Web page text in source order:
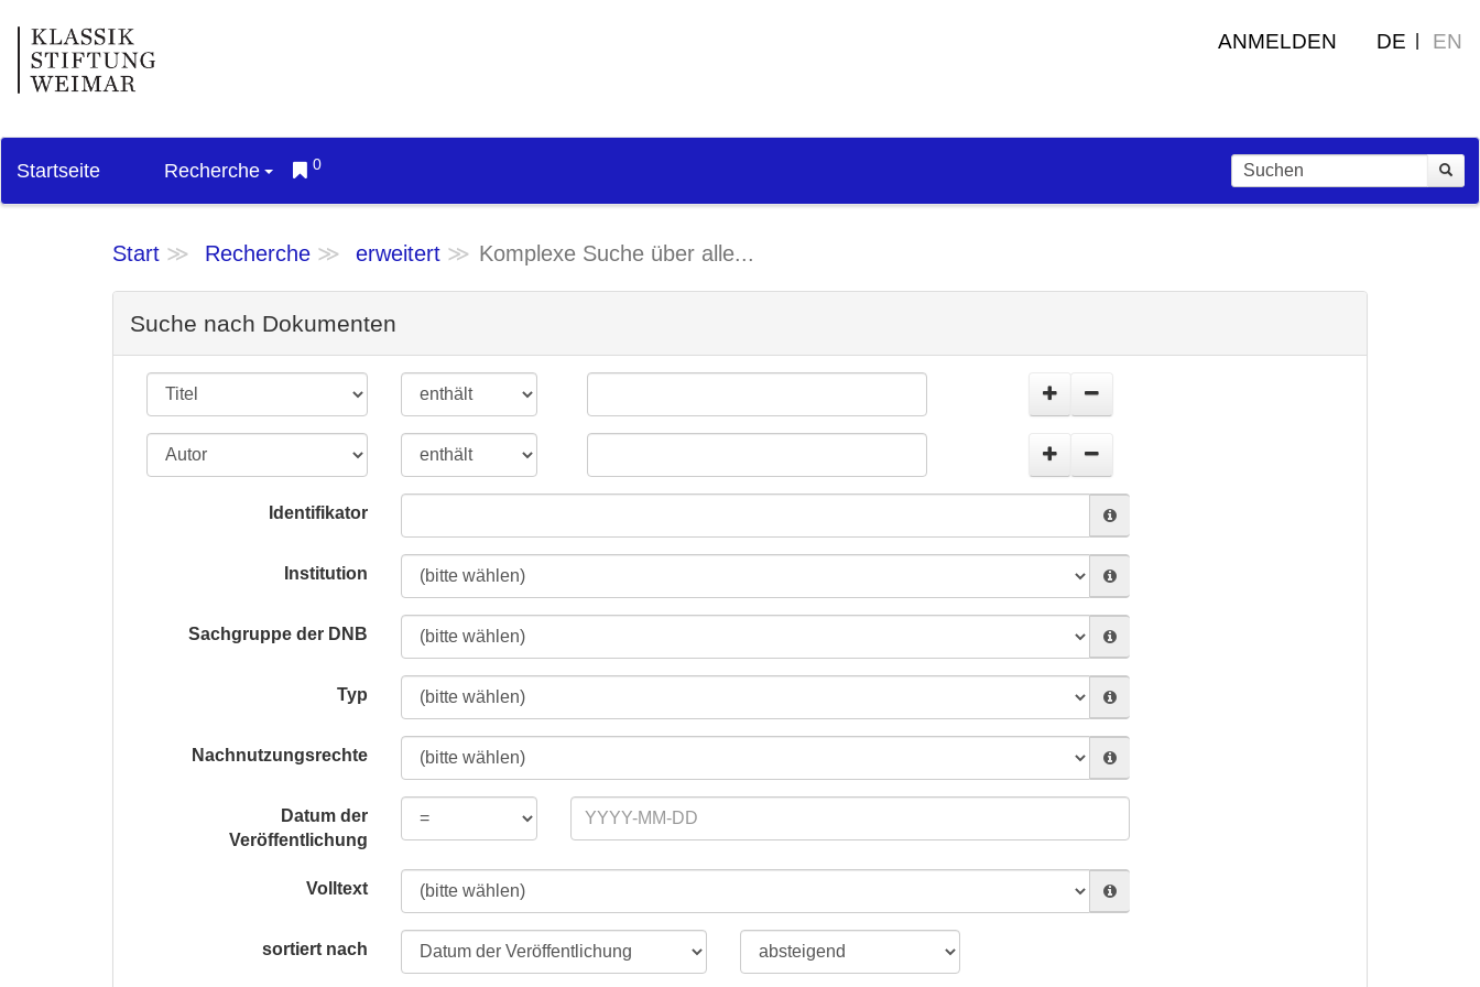
ANMELDEN DE EN
Startseite Recherche 0
Start Recherche erweitert Komplexe Suche über alle...
Suche nach Dokumenten
Identifikator
Institution
Sachgruppe der DNB
Typ
Nachnutzungsrechte
Datum der
Veröffentlichung
Volltext
sortiert nach